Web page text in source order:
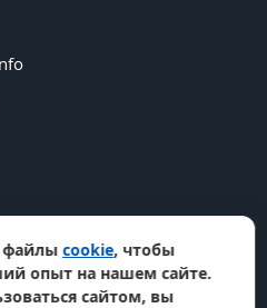
файлы cookie, чтобы
опыт на нашем сайте.
сайтом, вы